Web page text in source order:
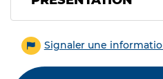
Signaler une